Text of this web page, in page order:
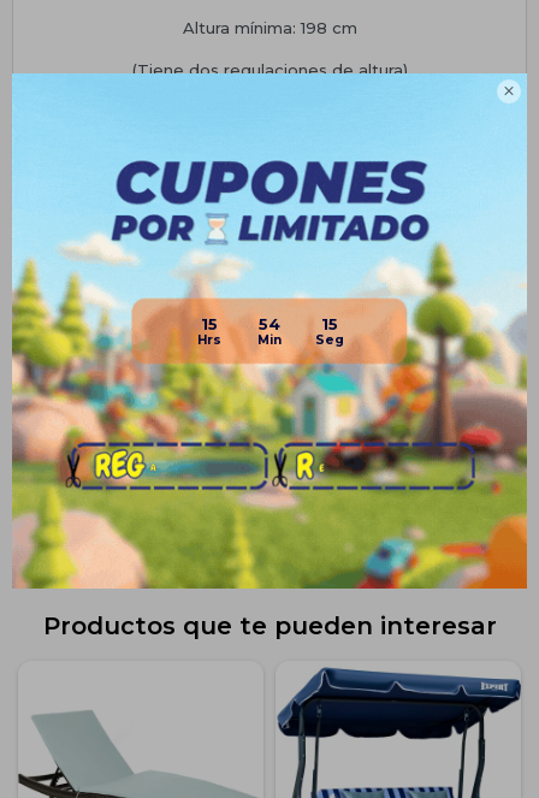

15 54 15
Altura mínima: 198 cm
(Tiene dos regulaciones de altura)
3 meses. Aplican condiciones de garantías generales de El
Rey Del Entretenimiento SA por defectos de fabricación,
no causados por mal uso, falta de cuidado o factor externo
al producto. No cubre desperfectos de embalaje.
Planes de cuotas
Envíos
Medios de pago
Productos que te pueden interesar